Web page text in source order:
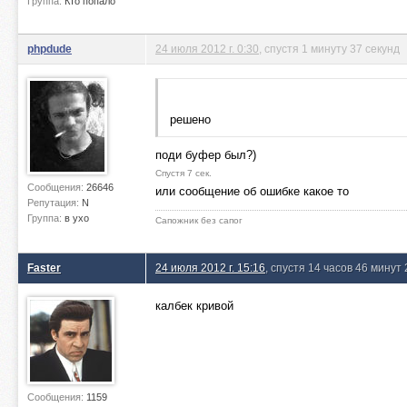
phpdude
Сообщения: 26646
Репутация: N
Группа: в ухо
24 июля 2012 г. 0:30 , спустя 1 минуту 37 секунд
решено
поди буфер был?)
Спустя 7 сек.
или сообщение об ошибке какое то
Сапожник без сапог
Faster
Сообщения: 1159
24 июля 2012 г. 15:16 , спустя 14 часов 46 минут
калбек кривой